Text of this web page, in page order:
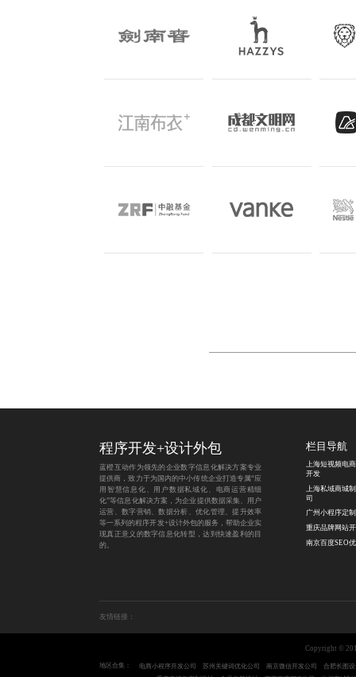
程序开发+设计外包
蓝橙互动作为领先的企业数字信息化解决方案专业
提供商，致力于为国内的中小传统企业打造专属“应
用智慧信息化、用户数据私域化、电商运营精细
化”等信息化解决方案，为企业提供数据采集、用户
运营、数字营销、数据分析、优化管理、提升效率
等一系列的程序开发+设计外包的服务，帮助企业实
现真正意义的数字信息化转型，达到快速盈利的目
的。
栏目导航
上海短视频电
开发
上海私域商城
司
广州小程序定
重庆品牌网站
南京百度SEO
友情链接：
Copyright ©
地区合集： 电商小程序开发公司 苏州关键词优化公司 南京微信开发公司
合肥长图